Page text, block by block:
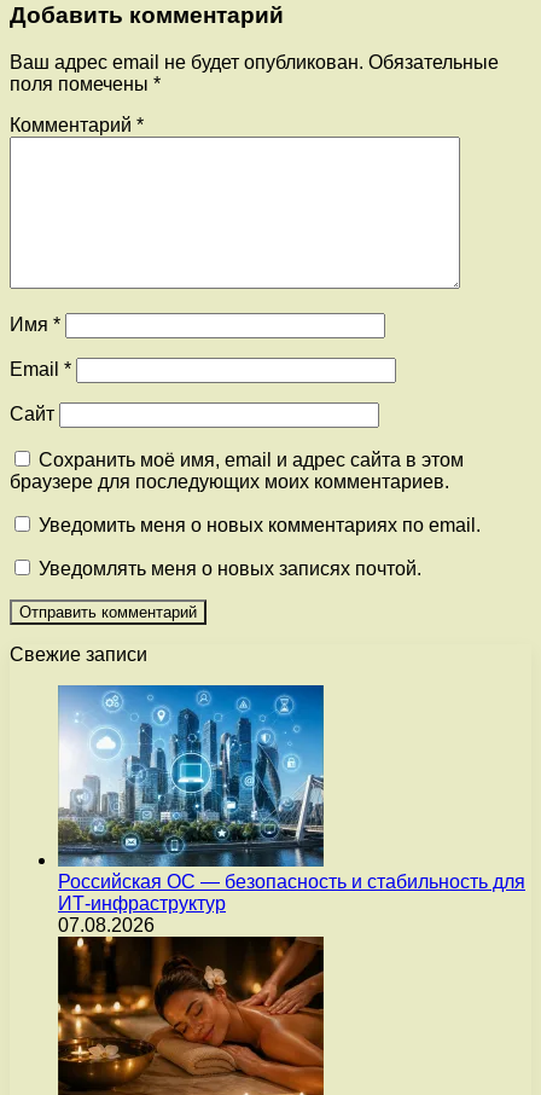
Добавить комментарий
Ваш адрес email не будет опубликован. Обязательные
поля помечены *
Комментарий *
Имя *
Email *
Сайт
Сохранить моё имя, email и адрес сайта в этом
браузере для последующих моих комментариев.
Уведомить меня о новых комментариях по email.
Уведомлять меня о новых записях почтой.
Свежие записи
Российская ОС — безопасность и стабильность для
ИТ-инфраструктур
07.08.2026